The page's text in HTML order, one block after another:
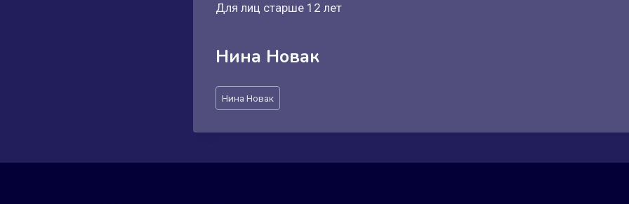
Для лиц старше 12 лет
Нина Новак
Метки
записи:
Нина Новак